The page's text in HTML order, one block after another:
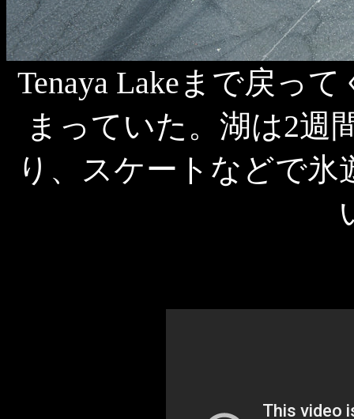
Tenaya Lakeまで戻っ
まっていた。湖は2週
り、スケートなどで